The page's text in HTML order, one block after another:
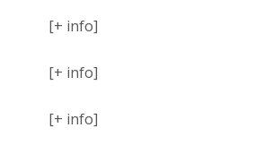
[+ info]
[+ info]
[+ info]